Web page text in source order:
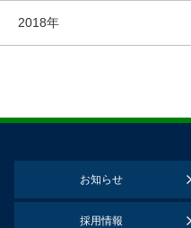
2018年
お知らせ
採用情報